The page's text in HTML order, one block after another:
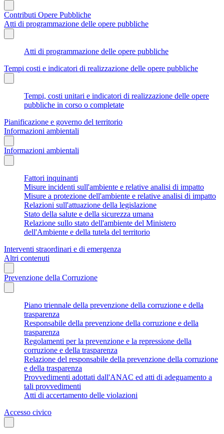
Contributi Opere Pubbliche
Atti di programmazione delle opere pubbliche
Atti di programmazione delle opere pubbliche
Tempi costi e indicatori di realizzazione delle opere pubbliche
Tempi, costi unitari e indicatori di realizzazione delle opere
pubbliche in corso o completate
Pianificazione e governo del territorio
Informazioni ambientali
Informazioni ambientali
Fattori inquinanti
Misure incidenti sull'ambiente e relative analisi di impatto
Misure a protezione dell'ambiente e relative analisi di impatto
Relazioni sull'attuazione della legislazione
Stato della salute e della sicurezza umana
Relazione sullo stato dell'ambiente del Ministero
dell'Ambiente e della tutela del territorio
Interventi straordinari e di emergenza
Altri contenuti
Prevenzione della Corruzione
Piano triennale della prevenzione della corruzione e della
trasparenza
Responsabile della prevenzione della corruzione e della
trasparenza
Regolamenti per la prevenzione e la repressione della
corruzione e della trasparenza
Relazione del responsabile della prevenzione della corruzione
e della trasparenza
Provvedimenti adottati dall'ANAC ed atti di adeguamento a
tali provvedimenti
Atti di accertamento delle violazioni
Accesso civico